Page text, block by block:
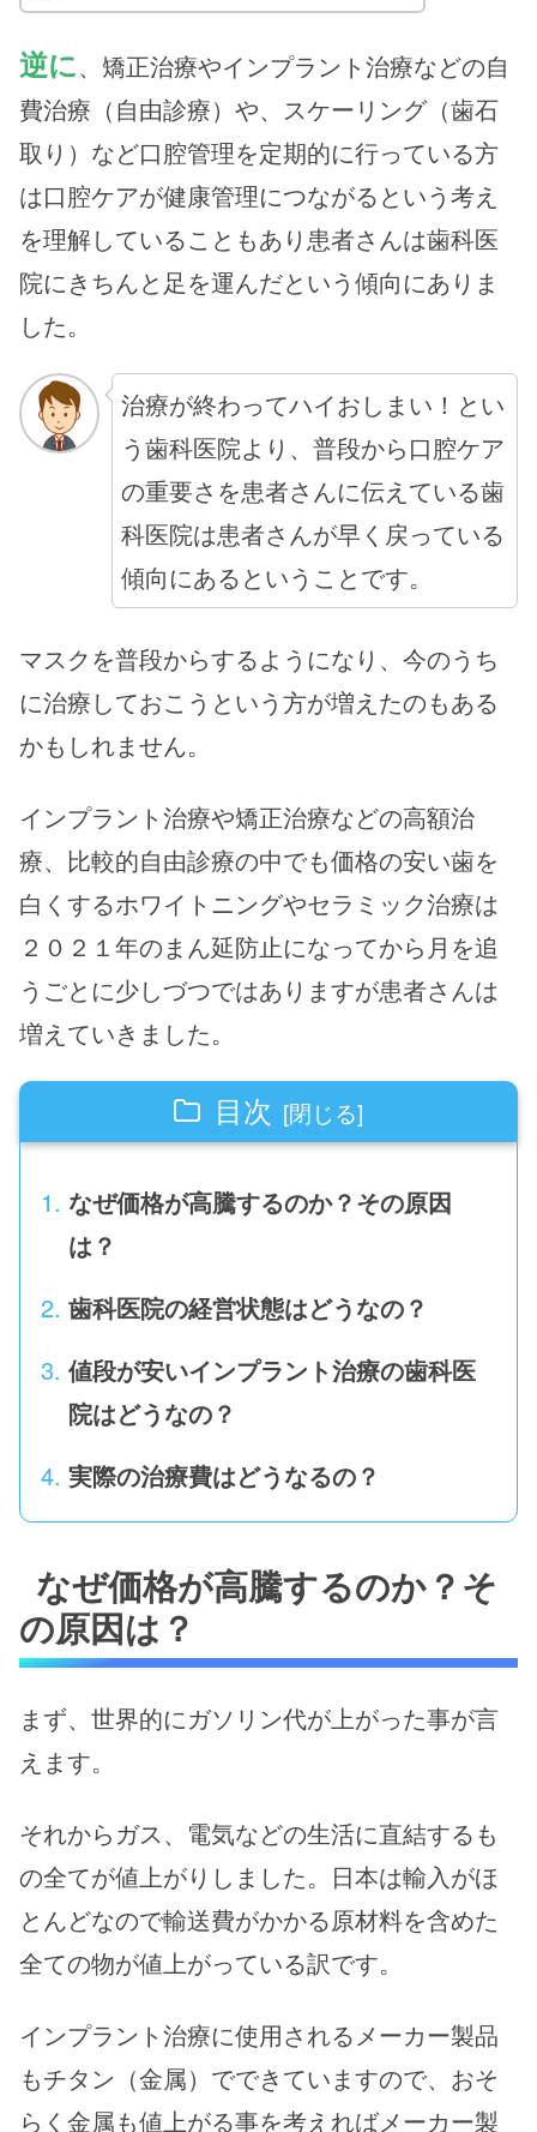
逆に、矯正治療やインプラント治療などの自
費治療（自由診療）や、スケーリング（歯石
取り）など口腔管理を定期的に行っている方
は口腔ケアが健康管理につながるという考え
を理解していることもあり患者さんは歯科医
院にきちんと足を運んだという傾向にありま
した。
治療が終わってハイおしまい！とい
う歯科医院より、普段から口腔ケア
の重要さを患者さんに伝えている歯
科医院は患者さんが早く戻っている
傾向にあるということです。
マスクを普段からするようになり、今のうち
に治療しておこうという方が増えたのもある
かもしれません。
インプラント治療や矯正治療などの高額治
療、比較的自由診療の中でも価格の安い歯を
白くするホワイトニングやセラミック治療は
２０２１年のまん延防止になってから月を追
うごとに少しづつではありますが患者さんは
増えていきました。
目次
なぜ価格が高騰するのか？その原因
は？
歯科医院の経営状態はどうなの？
値段が安いインプラント治療の歯科医
院はどうなの？
実際の治療費はどうなるの？
なぜ価格が高騰するのか？そ
の原因は？
まず、世界的にガソリン代が上がった事が言
えます。
それからガス、電気などの生活に直結するも
の全てが値上がりしました。日本は輸入がほ
とんどなので輸送費がかかる原材料を含めた
全ての物が値上がっている訳です。
インプラント治療に使用されるメーカー製品
もチタン（金属）でできていますので、おそ
らく金属も値上がる事を考えればメーカー製